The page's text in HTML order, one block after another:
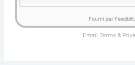
Fourni par
Email Terms&